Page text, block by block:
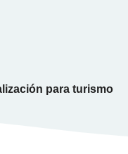
para turismo